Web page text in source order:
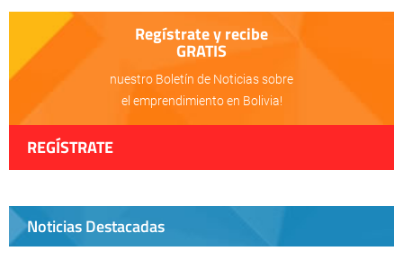
Regístrate y recibe
GRATIS
nuestro Boletín de Noticias sobre
el emprendimiento en Bolivia!
REGÍSTRATE
Noticias Destacadas